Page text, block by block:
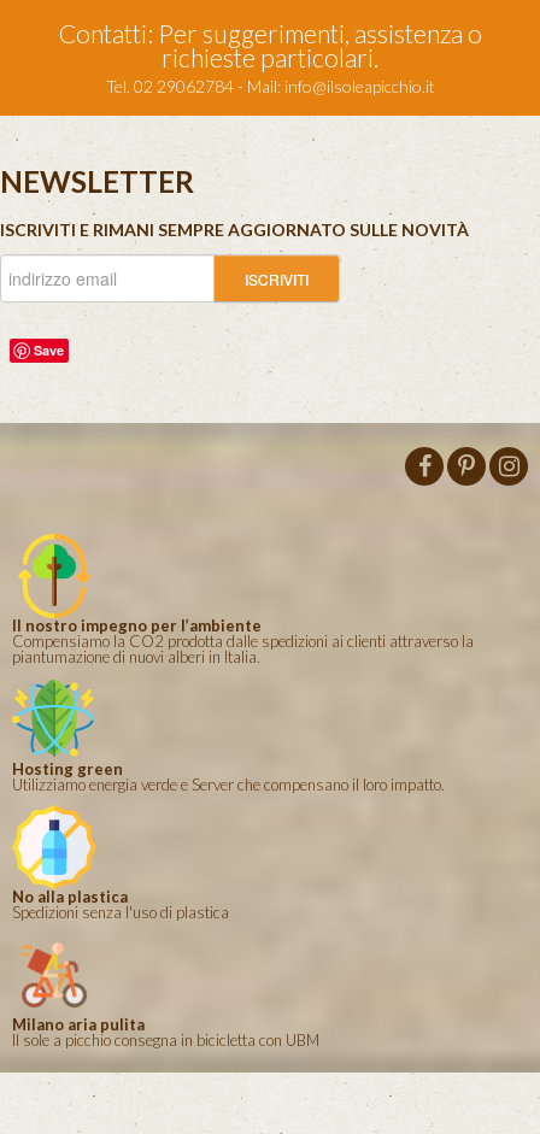
Contatti: Per suggerimenti, assistenza o
richieste particolari.
Tel. 02 29062784 - Mail: info@ilsoleapicchio.it
NEWSLETTER
ISCRIVITI E RIMANI SEMPRE AGGIORNATO SULLE NOVITÀ
Save
Il nostro impegno per l’ambiente
Compensiamo la CO2 prodotta dalle spedizioni ai clienti attraverso la
piantumazione di nuovi alberi in Italia.
Hosting green
Utilizziamo energia verde e Server che compensano il loro impatto.
No alla plastica
Spedizioni senza l'uso di plastica
Milano aria pulita
Il sole a picchio consegna in bicicletta con UBM